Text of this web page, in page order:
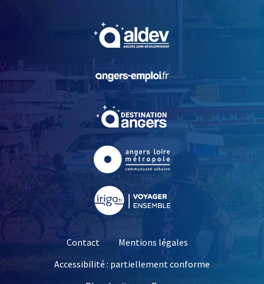
, Ouvre une nouvelle
, Ouvre une nouvelle
Contact
Mentions légales
Accessibilité : partiellement conforme